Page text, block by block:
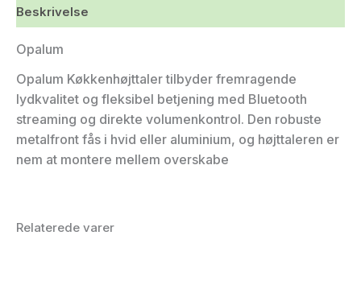
Beskrivelse
Opalum
Opalum Køkkenhøjttaler tilbyder fremragende
lydkvalitet og fleksibel betjening med Bluetooth
streaming og direkte volumenkontrol. Den robuste
metalfront fås i hvid eller aluminium, og højttaleren er
nem at montere mellem overskabe
Relaterede varer